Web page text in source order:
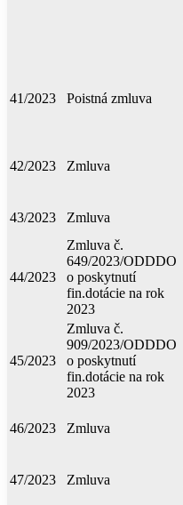
41/2023 Poistná zmluva
42/2023 Zmluva
43/2023
Zmluva
44/2023
Zmluva č.
649/2023/ODDDO
o poskytnutí
fin.dotácie na rok
2023
45/2023
Zmluva č.
909/2023/ODDDO
o poskytnutí
fin.dotácie na rok
2023
46/2023 Zmluva
47/2023 Zmluva